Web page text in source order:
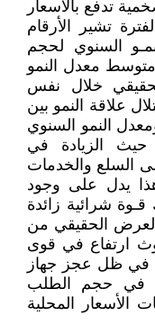
تدفع بالأسعار
تشير الأرقام
السنوي لحجم
بينما بلغ متوسط معدل النمو
خلال نفس
علاقة النمو بين
النمو السنوي
حيث الزيادة في
السلع والخدمات
يدل على وجود
شرائية زائدة
الحقيقي من
ارتفاع في قوى
في ظل عجز جهاز
في حجم الطلب
الأسعار المحلية